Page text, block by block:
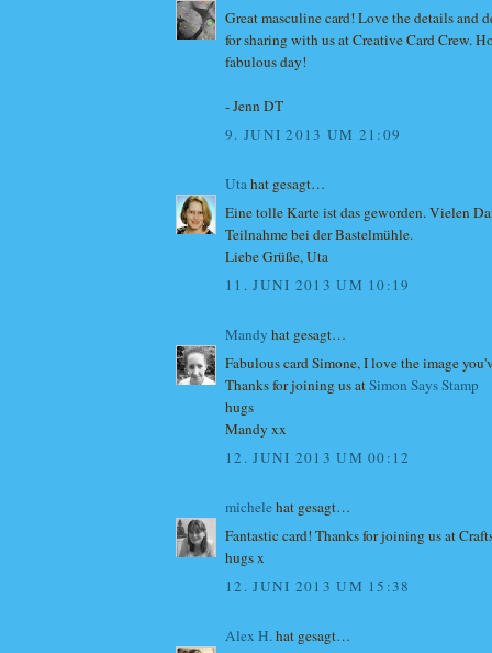
Great masculine card! Love the details and
for sharing with us at Creative Card Crew.
fabulous day!
- Jenn DT
9. JUNI 2013 UM 21:09
Uta hat gesagt…
Eine tolle Karte ist das geworden. Vielen
Teilnahme bei der Bastelmühle.
Liebe Grüße, Uta
11. JUNI 2013 UM 10:19
Mandy hat gesagt…
Fabulous card Simone, I love the image
Thanks for joining us atSimon Says Stamp
hugs
Mandy xx
12. JUNI 2013 UM 00:12
michele hat gesagt…
Fantastic card! Thanks for joining us at
hugs x
12. JUNI 2013 UM 15:38
Alex H. hat gesagt…